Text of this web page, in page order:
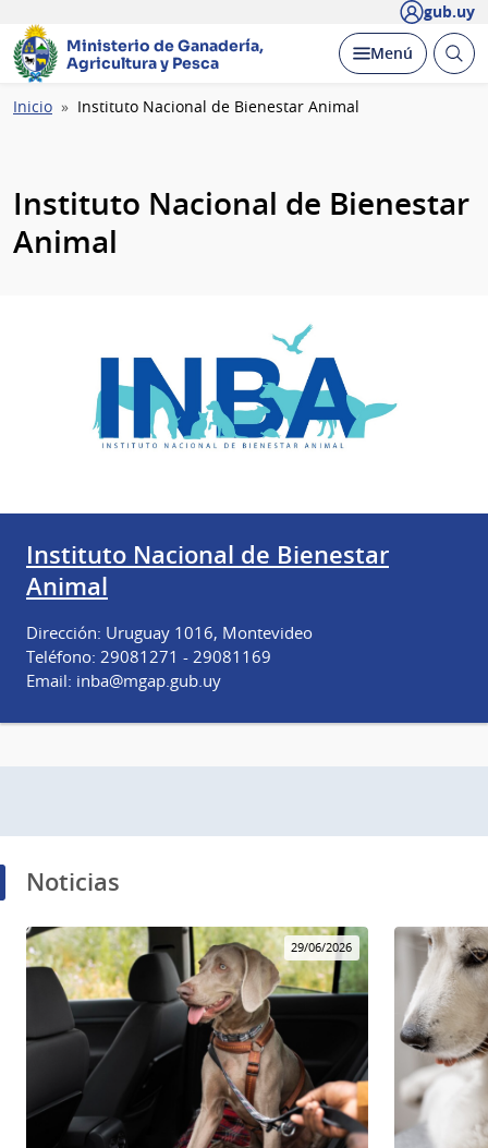
gub.uy
Ministerio de Ganadería,
Agricultura y Pesca
Desplegar
Menú Abrir
Ruta
Inicio Instituto Nacional de Bienestar Animal
Instituto Nacional de Bienestar
Animal
Instituto Nacional de Bienestar
Animal
Dirección: Uruguay 1016, Montevideo
Teléfono: 29081271 - 29081169
Email: inba@mgap.gub.uy
Noticias
29/06/2026